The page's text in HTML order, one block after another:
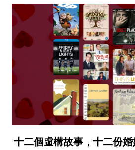
十二個虛構故事，十二份